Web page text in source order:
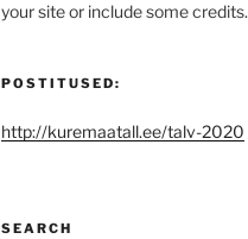
your site or include some credits.
POSTITUSED:
http://kuremaatall.ee/talv-2020
SEARCH